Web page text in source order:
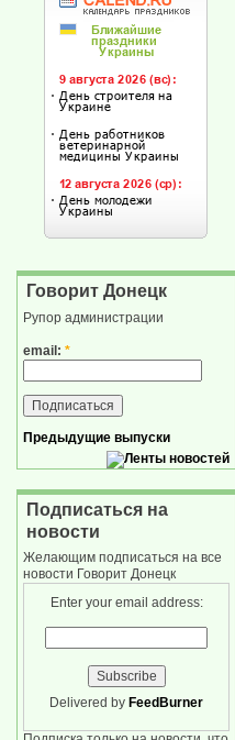
Говорит Донецк
Рупор администрации
email: *
Предыдущие выпуски
Подписаться на
новости
Желающим подписаться на все
новости Говорит Донецк
Enter your email address:
Delivered by FeedBurner